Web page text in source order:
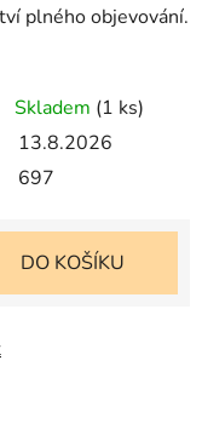
plného objevování.
Skladem (1 ks)
13.8.2026
697
DO KOŠÍKU